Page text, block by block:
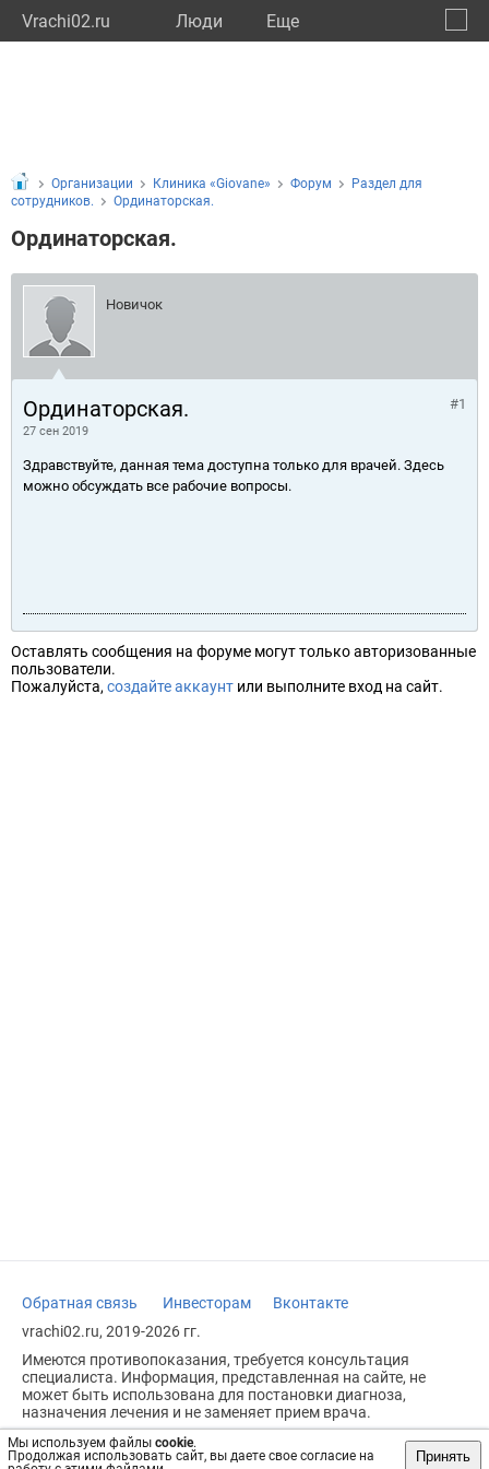
Vrachi02.ru Люди Eще
Мы используем файлы cookie.
Продолжая использовать сайт, вы даете свое согласие на
Принять
Организации Клиника «Giovane» Форум
Раздел для
сотрудников.
Ординаторская.
Ординаторская.
Новичок
Ординаторская.
27 сен 2019
#1
Здравствуйте, данная тема доступна только для врачей. Здесь
можно обсуждать все рабочие вопросы.
Оставлять сообщения на форуме могут только авторизованные
пользователи.
Пожалуйста, создайте аккаунт или выполните вход на сайт.
Обратная связь Инвесторам
Вконтакте
vrachi02.ru, 2019-2026 гг.
Имеются противопоказания, требуется консультация
специалиста. Информация, представленная на сайте, не
может быть использована для постановки диагноза,
назначения лечения и не заменяет прием врача.
Возрастное ограничение: 18+